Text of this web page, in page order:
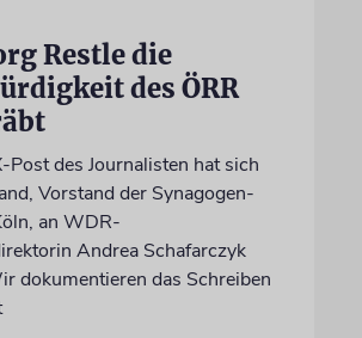
Restle die
des ÖRR
Post des Journalisten hat sich
Vorstand der Synagogen-
an WDR-
Andrea Schafarczyk
dokumentieren das Schreiben